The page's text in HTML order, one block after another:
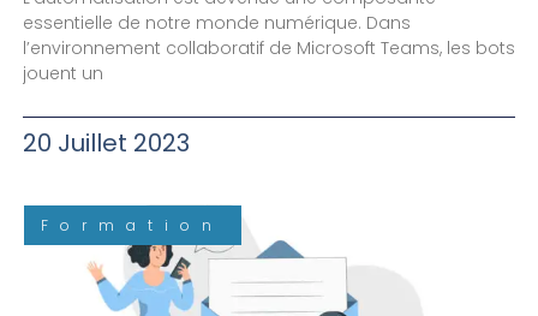
essentielle de notre monde numérique. Dans
l’environnement collaboratif de Microsoft Teams, les bots
jouent un
20 Juillet 2023
Formation